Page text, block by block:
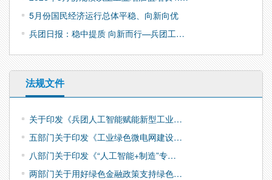
5月份国民经济运行总体平稳、向新向优
兵团日报：稳中提质 向新而行—兵团工…
法规文件
关于印发《兵团人工智能赋能新型工业…
五部门关于印发《工业绿色微电网建设…
八部门关于印发《“人工智能+制造”专…
两部门关于用好绿色金融政策支持绿色…